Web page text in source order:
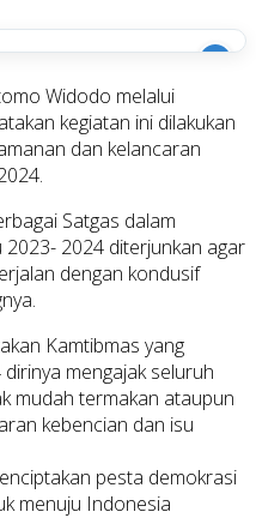
i
Widodo melalui
kegiatan ini dilakukan
dan kelancaran
Satgas dalam
2024 diterjunkan agar
dengan kondusif
Kamtibmas yang
mengajak seluruh
mudah termakan ataupun
kebencian dan isu
pesta demokrasi
menuju Indonesia